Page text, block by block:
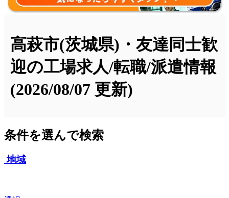
高萩市(茨城県)・友達同士歓
迎の工場求人/転職/派遣情報
(2026/08/07 更新)
条件を選んで検索
地域